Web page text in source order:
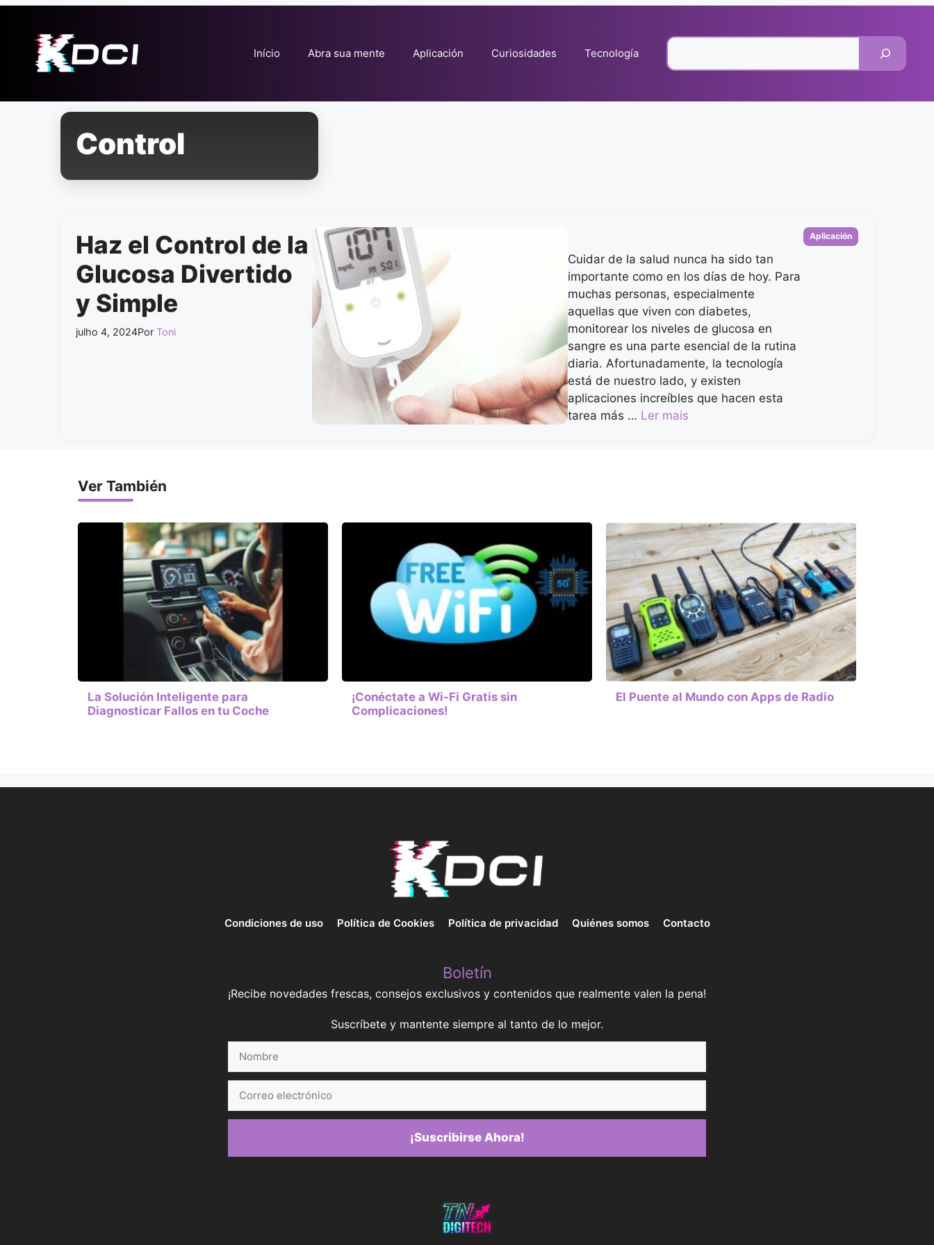
conteúdo
Início Abra sua mente Aplicación Curiosidades Tecnología
Control
Haz el Control de la
Glucosa Divertido
y Simple
julho 4, 2024Por Toni
Cuidar de la salud nunca ha sido tan
importante como en los días de hoy. Para
muchas personas, especialmente
aquellas que viven con diabetes,
monitorear los niveles de glucosa en
sangre es una parte esencial de la rutina
diaria. Afortunadamente, la tecnología
está de nuestro lado, y existen
aplicaciones increíbles que hacen esta
tarea más … Ler mais
Categorias
Aplicación
Ver También
La Solución Inteligente para
Diagnosticar Fallos en tu Coche
¡Conéctate a Wi-Fi Gratis sin
Complicaciones!
El Puente al Mundo con Apps de Radio
Condiciones de uso Política de Cookies Política de privacidad Quiénes somos Contacto
Boletín
¡Recibe novedades frescas, consejos exclusivos y contenidos que realmente valen la pena!
Suscríbete y mantente siempre al tanto de lo mejor.
electrónico
¡Suscribirse Ahora!